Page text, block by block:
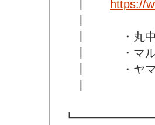
https://
┃ ・丸中
┃ ・マルシ
┃ ・ヤマキ